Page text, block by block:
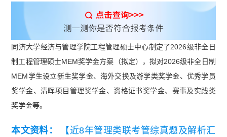
同济大学经济与管理学院工程管理硕士中心制定了2026级非全日
制工程管理硕士MEM奖学金方案（拟定），拟对2026级非全日制
MEM学生设立新生奖学金、海外交换及游学类奖学金、优秀学员
奖学金、清晖项目管理奖学金、资格证书奖学金、赛事及实践类
奖学金等。
本文资料：
【近8年管理类联考管综真题及解析汇